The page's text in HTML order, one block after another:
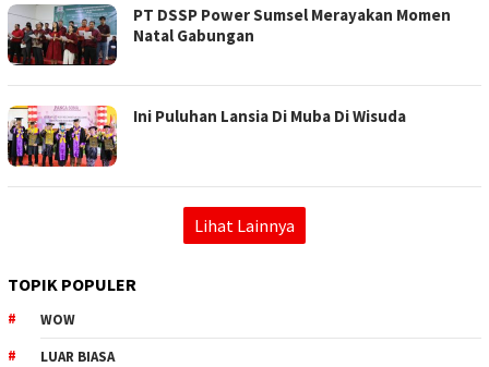
PT DSSP Power Sumsel Merayakan Momen
Natal Gabungan
Ini Puluhan Lansia Di Muba Di Wisuda
Lihat Lainnya
TOPIK POPULER
WOW
LUAR BIASA